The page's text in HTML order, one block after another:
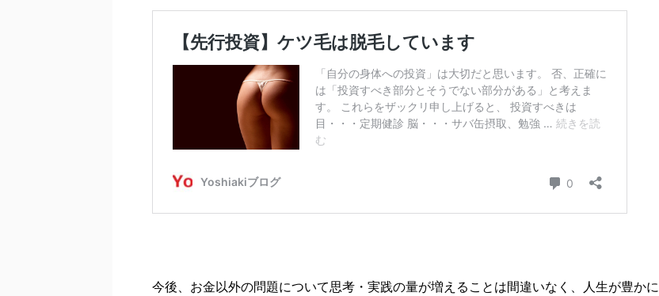
今後、お金以外の問題について思考・実践の量が増えることは間違いなく、人生が豊かに